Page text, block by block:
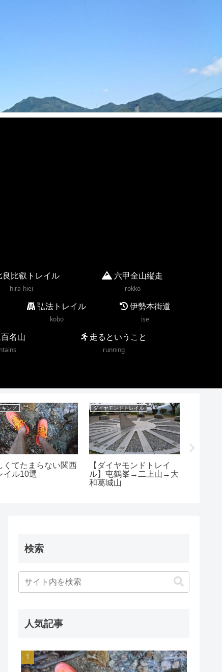
良比叡トレイル
hira-hiei
六甲全山縦走
rokko
弘法トレイル
kobo
伊勢本街道
ise
名山
走るということ
running
キング
くてたまらない関西
イル10選
ダイヤモンドトレイル
【ダイヤモンドトレイ
ル】屯鶴峯→二上山→大
和葛城山
検索
人気記事